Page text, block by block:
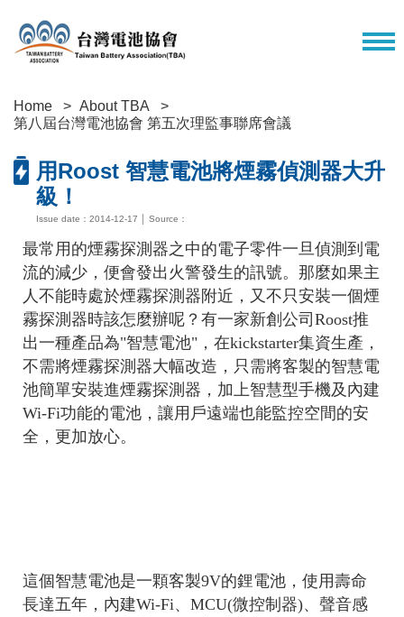
Home
About TBA
第八屆台灣電池協會 第五次理監事聯席會議
用Roost 智慧電池將煙霧偵測器大升
級！
Issue date：2014-12-17 │ Source：
最常用的煙霧探測器之中的電子零件一旦偵測到電
流的減少，便會發出火警發生的訊號。那麼如果主
人不能時處於煙霧探測器附近，又不只安裝一個煙
霧探測器時該怎麼辦呢？有一家新創公司Roost推
出一種產品為"智慧電池"，在kickstarter集資生產，
不需將煙霧探測器大幅改造，只需將客製的智慧電
池簡單安裝進煙霧探測器，加上智慧型手機及內建
Wi-Fi功能的電池，讓用戶遠端也能監控空間的安
全，更加放心。
這個智慧電池是一顆客製9V的鋰電池，使用壽命
長達五年，內建Wi-Fi、MCU(微控制器)、聲音感